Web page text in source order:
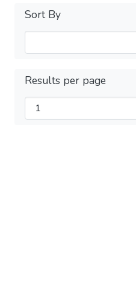
Sort By
Results per page